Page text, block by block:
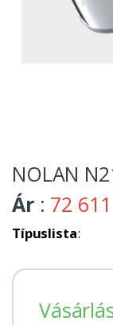
NOLAN
Ár : 72
Típuslista: